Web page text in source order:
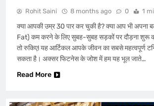
2
Gold Price Today:
आग! 2026 तक भाव सुनकर
विशेषज्ञों की डराने वाली
FINANCE
Rohit Saini 8 months ago 0 1
क्या आपकी उम्र 30 पार कर चुकी है? क्या आप भी अपना
Fat) कम करने के लिए सुबह-सुबह सड़कों पर दौड़ना शुरू
तो रुकिए! यह आर्टिकल आपके जीवन का सबसे महत्वपूर्ण
सकता है। अक्सर फिटनेस के जोश में हम यह भूल जाते…
Read More